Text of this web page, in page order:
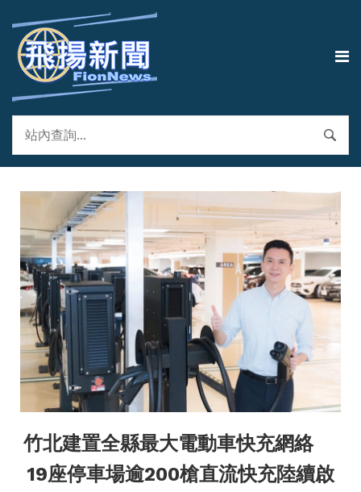
竹北建置全縣最大電動車快充網絡
19座停車場逾200槍直流快充陸續啟